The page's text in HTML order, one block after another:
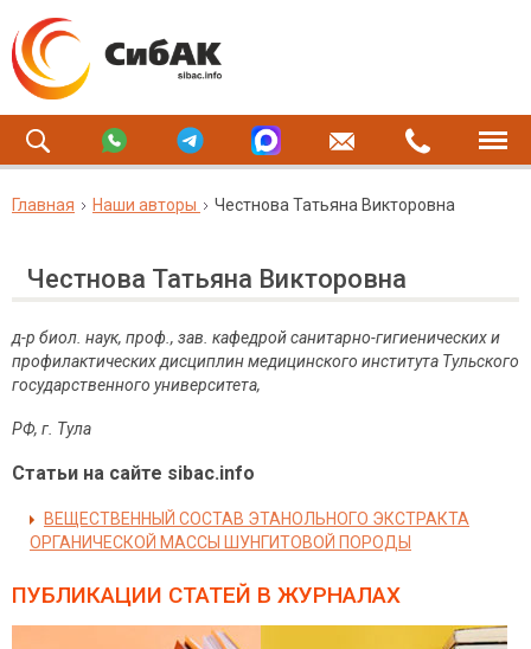
Главная Наши авторы Честнова Татьяна Викторовна
Честнова Татьяна Викторовна
д-р биол. наук, проф., зав. кафедрой санитарно-гигиенических и
профилактических дисциплин медицинского института Тульского
государственного университета,
РФ, г Тула
Статьи на сайте sibac.info
ВЕЩЕСТВЕННЫЙ СОСТАВ ЭТАНОЛЬНОГО ЭКСТРАКТА
ОРГАНИЧЕСКОЙ МАССЫ ШУНГИТОВОЙ ПОРОДЫ
ПУБЛИКАЦИИ СТАТЕЙ В ЖУРНАЛАХ